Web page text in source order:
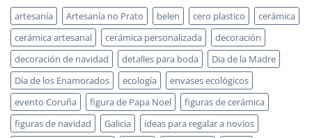
artesanía Artesanía no Prato belen cero plastico
cerámica
cerámica artesanal
cerámica personalizada
decoración
decoración de navidad
detalles para boda
Dia de la Madre
Día de los Enamorados
ecología
envases ecológicos
evento Coruña
figura de Papa Noel
figuras de cerámica
figuras de navidad
Galicia
ideas para regalar a novios